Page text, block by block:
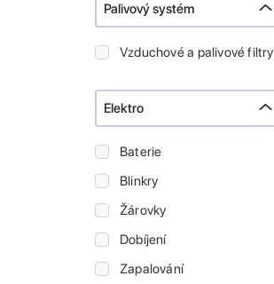
Palivový systém
Vzduchové a palivové filtry
Elektro
Baterie
Blinkry
Žárovky
Dobíjení
Zapalování